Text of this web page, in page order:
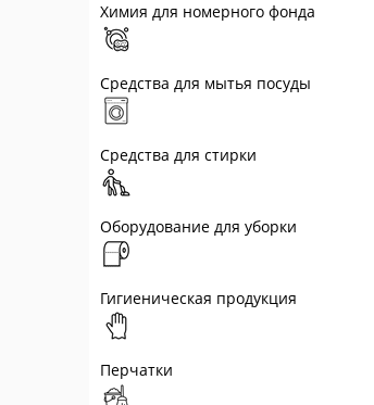
Химия для номерного фонда
Средства для мытья посуды
Средства для стирки
Оборудование для уборки
Гигиеническая продукция
Перчатки